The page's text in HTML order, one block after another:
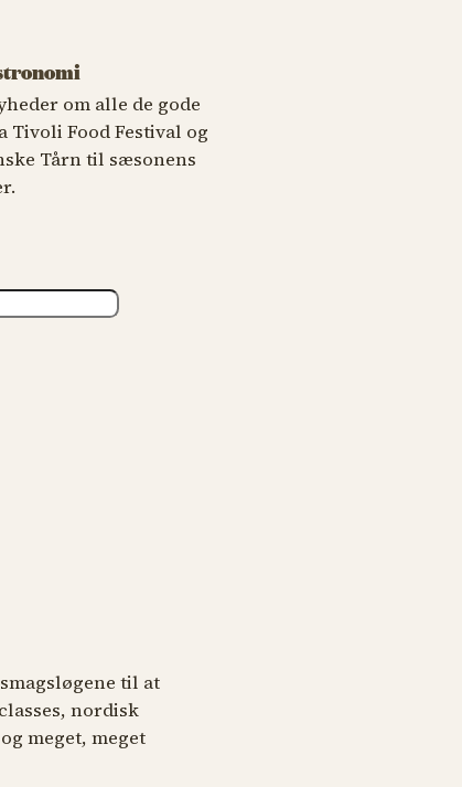
om alle de gode
Tivoli Food Festival og
Tårn til sæsonens
til at
nordisk
meget, meget